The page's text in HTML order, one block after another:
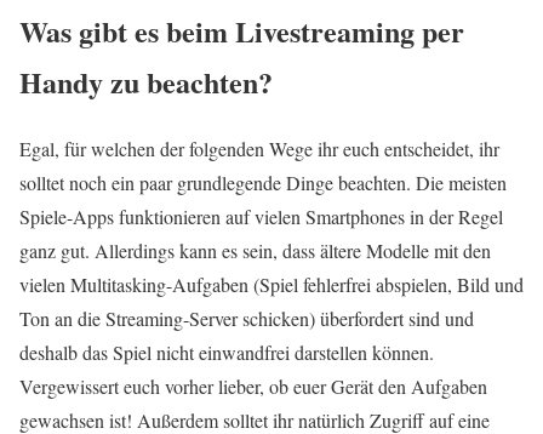
Was gibt es beim Livestreaming per
Handy zu beachten?
Egal, für welchen der folgenden Wege ihr euch entscheidet, ihr
solltet noch ein paar grundlegende Dinge beachten. Die meisten
Spiele-Apps funktionieren auf vielen Smartphones in der Regel
ganz gut. Allerdings kann es sein, dass ältere Modelle mit den
vielen Multitasking-Aufgaben (Spiel fehlerfrei abspielen, Bild und
Ton an die Streaming-Server schicken) überfordert sind und
deshalb das Spiel nicht einwandfrei darstellen können.
Vergewissert euch vorher lieber, ob euer Gerät den Aufgaben
gewachsen ist! Außerdem solltet ihr natürlich Zugriff auf eine